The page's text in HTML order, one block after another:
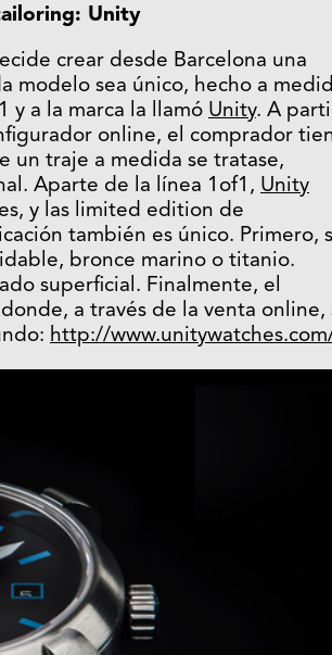
Unity
crear desde Barcelona una
modelo sea único, hecho a
y a la marca la llamó Unity. A
online, el comprador
un traje a medida se tratase,
Aparte de la línea 1of1, Unity
y las limited edition de
también es único. Primero,
bronce marino o titanio.
superficial. Finalmente, el
a través de la venta online,
http://